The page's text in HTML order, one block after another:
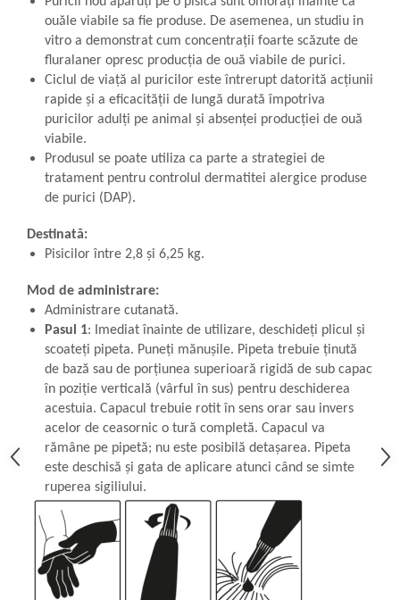
ouăle viabile sa fie produse. De asemenea, un studiu in
vitro a demonstrat cum concentrații foarte scăzute de
fluralaner opresc producția de ouă viabile de purici.
Ciclul de viață al puricilor este întrerupt datorită acțiunii
rapide și a eficacității de lungă durată împotriva
puricilor adulți pe animal și absenței producției de ouă
viabile.
Produsul se poate utiliza ca parte a strategiei de
tratament pentru controlul dermatitei alergice produse
de purici (DAP).
Destinată:
Pisicilor între 2,8 și 6,25 kg.
Mod de administrare:
Administrare cutanată.
Pasul 1: Imediat înainte de utilizare, deschideți plicul și
scoateți pipeta. Puneți mănușile. Pipeta trebuie ținută
de bază sau de porțiunea superioară rigidă de sub capac
în poziție verticală (vârful în sus) pentru deschiderea
acestuia. Capacul trebuie rotit în sens orar sau invers
acelor de ceasornic o tură completă. Capacul va
rămâne pe pipetă; nu este posibilă detașarea. Pipeta
este deschisă și gata de aplicare atunci când se simte
ruperea sigiliului.